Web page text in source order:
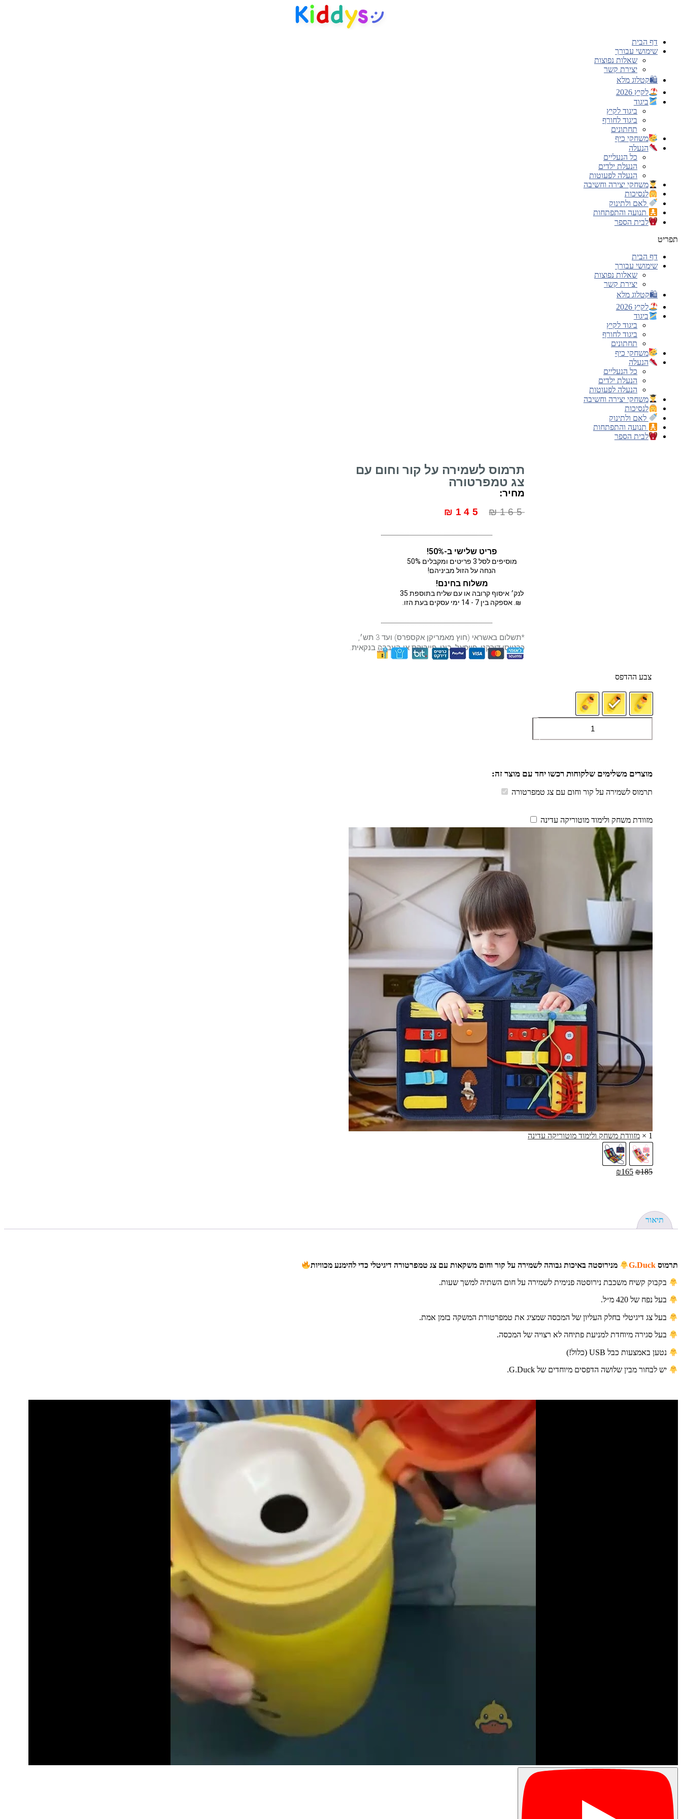
דף הבית
שימושי עבורך
שאלות נפוצות
יצירת קשר
🛍קטלוג מלא
לקיץ 2026
ביגוד
ביגוד לקיץ
ביגוד לחורף
תחתונים
משחקי כיף
הנעלה
כל הנעליים
הנעלת ילדים
הנעלה לפעוטות
משחקי יצירה וחשיבה
לנסיכות
לאם ולתינוק
תנועה והתפתחות
לבית הספר
תפריט
דף הבית
שימושי עבורך
שאלות נפוצות
יצירת קשר
🛍קטלוג מלא
לקיץ 2026
ביגוד
ביגוד לקיץ
ביגוד לחורף
תחתונים
משחקי כיף
הנעלה
כל הנעליים
הנעלת ילדים
הנעלה לפעוטות
משחקי יצירה וחשיבה
לנסיכות
לאם ולתינוק
תנועה והתפתחות
לבית הספר
תרמוס לשמירה על קור וחום עם
צג טמפרטורה
מחיר:
₪165
₪ 145
פריט שלישי ב-50%!
מוסיפים לסל 3 פריטים ומקבלים 50%
הנחה על הזול מביניהם!
משלוח בחינם!
לנק׳ איסוף קרובה או עם שליח בתוספת 35
₪. אספקה בין 7 - 14 ימי עסקים בעת הזו.
*תשלום באשראי (חוץ מאמריקן אקספרס) ועד 3 תש׳,
כרטיסי דירקט, פייפאל, ביט, פייבוקס או העברה בנקאית.
צבע ההדפס
כמות
תרמוס
וחום
צג
תרמוס לשמירה על קור וחום עם צג טמפרטורה
מזוודת משחק ולימוד מוטוריקה עדינה
1
× מזוודת משחק ולימוד מוטוריקה עדינה
₪185
₪165
תיאור
תרמוס G.Duck מנירוסטה באיכות גבוהה לשמירה על קור וחום משקאות עם צג טמפרטורה דיגיטלי כדי להימנע מכוויות
בקבוק קשיח משכבת נירוסטה פנימית לשמירה על חום השתיה למשך שעות.
בעל נפח של 420 מ״ל.
בעל צג דיגיטלי בחלק העליון של המכסה שמציג את טמפרטורת המשקה בזמן אמת.
בעל סגירה מיוחדת למניעת פתיחה לא רצויה של המכסה.
נטען באמצעות כבל USB (כלול!)
יש לבחור מבין שלושה הדפסים מיוחדים של G.Duck.